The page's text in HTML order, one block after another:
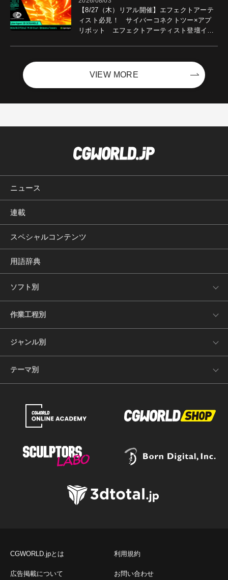
【8/27（木）リアル開催】エフェクトアーテ
ィスト必見！ サイバーコネクトツー×アプ
リボット エフェクトアーティスト登壇イベ
VIEW MORE
ニュース
連載
スペシャルコンテンツ
用語辞典
ソフト別
作業工程別
ジャンル別
テーマ別
CGWORLD.jpとは 利用規約
広告掲載について お問い合わせ